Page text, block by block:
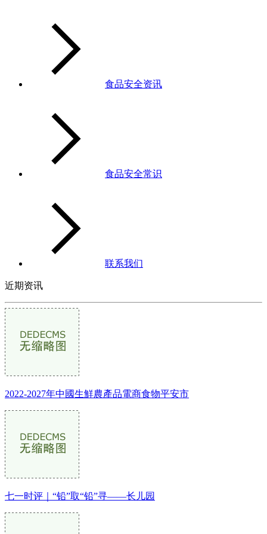
食品安全资讯
食品安全常识
联系我们
近期资讯
2022-2027年中國生鮮農產品電商食物平安市
七一时评｜“铅”取“铅”寻——长儿园